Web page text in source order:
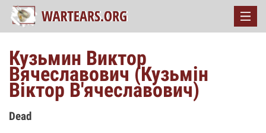
Кузьмин Виктор
Вячеславович (Кузьмін
Віктор В'ячеславович)
Dead